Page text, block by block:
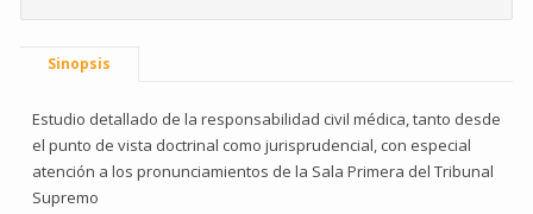
Sinopsis
Estudio detallado de la responsabilidad civil médica, tanto desde
el punto de vista doctrinal como jurisprudencial, con especial
atención a los pronunciamientos de la Sala Primera del Tribunal
Supremo